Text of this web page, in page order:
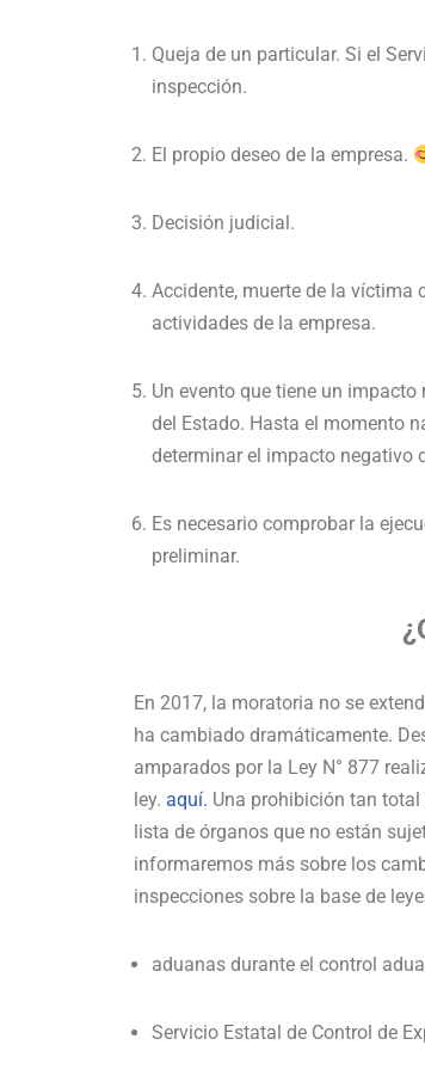
Queja de un particular. Si el
inspección.
El propio deseo de la empresa.
Decisión judicial.
Accidente, muerte de la víctima
actividades de la empresa.
Un evento que tiene un
del Estado. Hasta el momento
determinar el impacto negativo
Es necesario comprobar la
preliminar.
En 2017, la moratoria no se
ha cambiado dramáticamente.
amparados por la Ley N° 877
ley. aquí. Una prohibición tan total
lista de órganos que no están
informaremos más sobre los
inspecciones sobre la base de
aduanas durante el control
Servicio Estatal de Control de